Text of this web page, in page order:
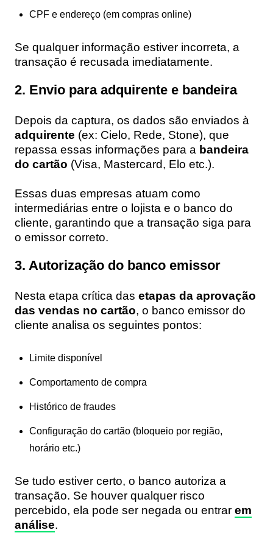
CPF e endereço (em compras online)
Se qualquer informação estiver incorreta, a
transação é recusada imediatamente.
2. Envio para adquirente e bandeira
Depois da captura, os dados são enviados à
adquirente (ex: Cielo, Rede, Stone), que
repassa essas informações para a bandeira
do cartão (Visa, Mastercard, Elo etc.).
Essas duas empresas atuam como
intermediárias entre o lojista e o banco do
cliente, garantindo que a transação siga para
o emissor correto.
3. Autorização do banco emissor
Nesta etapa crítica das etapas da aprovação
das vendas no cartão, o banco emissor do
cliente analisa os seguintes pontos:
Limite disponível
Comportamento de compra
Histórico de fraudes
Configuração do cartão (bloqueio por região,
horário etc.)
Se tudo estiver certo, o banco autoriza a
transação. Se houver qualquer risco
percebido, ela pode ser negada ou entrar em
análise.